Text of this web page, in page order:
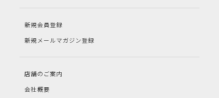
新規会員登録
新規メールマガジン登録
店舗のご案内
会社概要